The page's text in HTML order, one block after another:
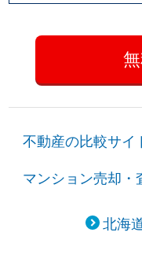
不動産の比較サイ
マンション売却・
北海